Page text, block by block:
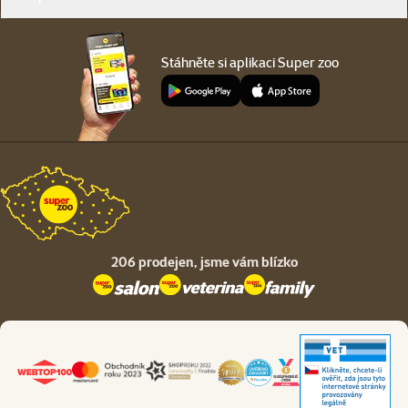
Stáhněte si aplikaci Super zoo
206 prodejen, jsme vám blízko